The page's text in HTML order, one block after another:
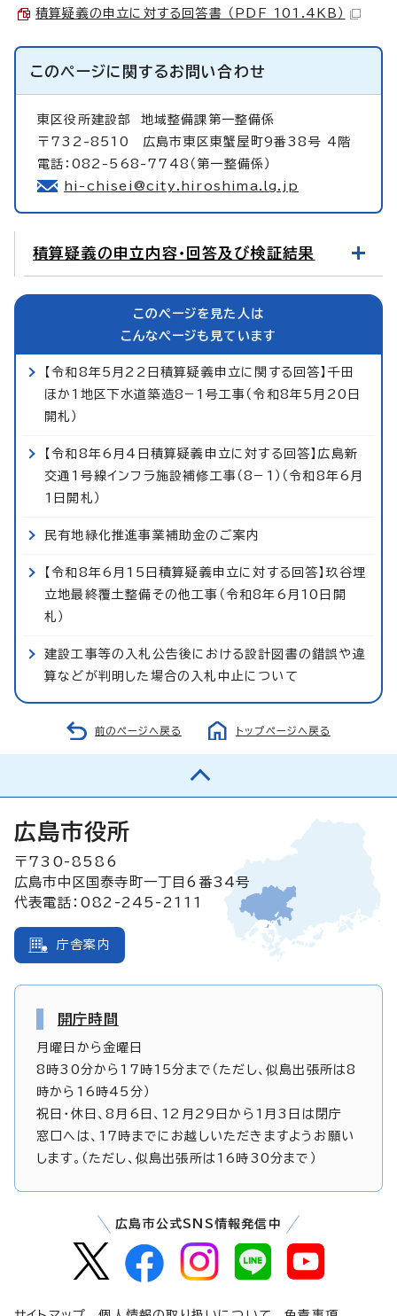
積算疑義の申立に対する回答書 （PDF 101.4KB）
このページに関するお問い合わせ
東区役所建設部 地域整備課第一整備係
〒732-8510 広島市東区東蟹屋町9番38号 4階
電話：082-568-7748（第一整備係）
hi-chisei@city.hiroshima.lg.jp
積算疑義の申立内容・回答及び検証結果
このページを見た人は
こんなページも見ています
【令和8年5月22日積算疑義申立に関する回答】千田
ほか1地区下水道築造8−1号工事（令和8年5月20日
開札）
【令和8年6月4日積算疑義申立に対する回答】広島新
交通1号線インフラ施設補修工事（8−1）（令和8年6月
1日開札）
民有地緑化推進事業補助金のご案内
【令和8年6月15日積算疑義申立に対する回答】玖谷埋
立地最終覆土整備その他工事（令和8年6月10日開
札）
建設工事等の入札公告後における設計図書の錯誤や違
算などが判明した場合の入札中止について
前のページへ戻る トップページへ戻る
広島市役所
〒730-8586
広島市中区国泰寺町一丁目6番34号
代表電話：082-245-2111
庁舎案内
開庁時間
月曜日から金曜日
8時30分から17時15分まで（ただし、似島出張所は8
時から16時45分）
祝日・休日、8月6日、12月29日から1月3日は閉庁
窓口へは、17時までにお越しいただきますようお願い
します。（ただし、似島出張所は16時30分まで）
広島市公式SNS情報発信中